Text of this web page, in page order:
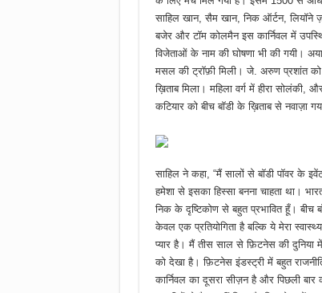
साहिल खान, सैम खान, निक ऑर्टन, लियॉने
बजेर और टॉम कोलमैन इस कार्निवल में
विजेताओं के नाम की घोषणा भी की गयी।
मसल की ट्रॉफ़ी मिली। जे. अरुण प्रशांत को
ख़िताब मिला। महिला वर्ग में हीरा सोलंकी,
कटियार को बीच बॉडी के ख़िताब से नवाज़ा
साहिल ने कहा, “मैं सालों से बॉडी पॉवर के
हमेशा से इसका हिस्सा बनना चाहता था।
निक के दृष्टिकोण से बहुत प्रभावित हूँ। बीच
केवल एक प्रतियोगिता है बल्कि ये मेरा
प्यार है। मैं तीस साल से फ़िटनेस की दुनिया
को देखा है। फ़िटनेस इंडस्ट्री में बहुत
कार्निवल का दूसरा सीज़न है और पिछली बार